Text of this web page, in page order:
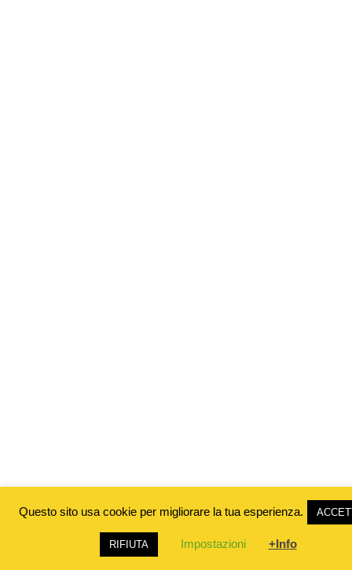
Questo sito usa cookie per migliorare la tua esperienza.
RIFIUTA Impostazioni +Info